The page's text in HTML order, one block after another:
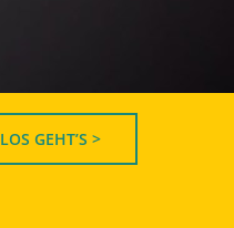
LOS GEHT’S >